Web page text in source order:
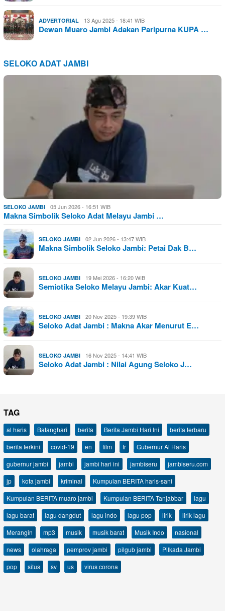
ADVERTORIAL 13 Agu 2025 - 18:41 WIB
Dewan Muaro Jambi Adakan Paripurna KUPA …
SELOKO ADAT JAMBI
SELOKO JAMBI 05 Jun 2026 - 16:51 WIB
Makna Simbolik Seloko Adat Melayu Jambi …
SELOKO JAMBI 02 Jun 2026 - 13:47 WIB
Makna Simbolik Seloko Jambi: Petai Dak B…
SELOKO JAMBI 19 Mei 2026 - 16:20 WIB
Semiotika Seloko Melayu Jambi: Akar Kuat…
SELOKO JAMBI 20 Nov 2025 - 19:39 WIB
Seloko Adat Jambi : Makna Akar Menurut E…
SELOKO JAMBI 16 Nov 2025 - 14:41 WIB
Seloko Adat Jambi : Nilai Agung Seloko J…
TAG
al haris Batanghari berita Berita Jambi Hari Ini
berita terbaru
berita terkini
covid-19 en film fr
Gubernur Al Haris
gubernur jambi
jambi jambi hari ini jambiseru
jambiseru.com
jp
kota jambi kriminal
Kumpulan BERITA haris-sani
Kumpulan BERITA muaro jambi
Kumpulan BERITA Tanjabbar
lagu
lagu barat
lagu dangdut lagu indo lagu pop lirik
lirik lagu
Merangin
mp3 musik musik barat Musik Indo
nasional
news
olahraga pemprov jambi pilgub jambi
Pilkada Jambi
pop
situs sv us virus corona